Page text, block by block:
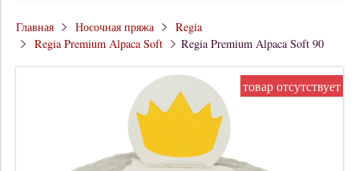
Главная Носочная пряжа
Regia
Regia Premium Alpaca Soft
Regia Premium Alpaca Soft 90
товар отсутствует